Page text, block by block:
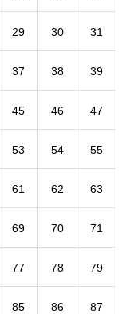
29 30 31
37 38 39
45 46 47
53 54 55
61 62 63
69 70 71
77 78 79
85 86 87